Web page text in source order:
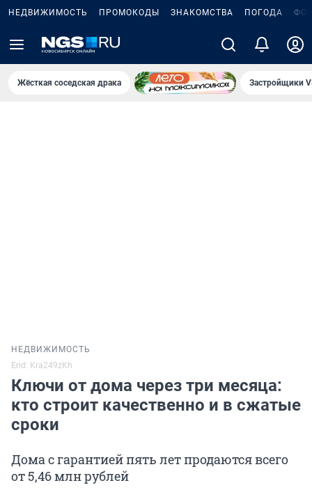
НЕДВИЖИМОСТЬ ПРОМОКОДЫ ЗНАКОМСТВА ПОГОДА
Жёсткая соседская драка Застройщики
НЕДВИЖИМОСТЬ
Erid: Kra249zKh
Ключи от дома через три месяца:
кто строит качественно и в сжатые
сроки
Дома с гарантией пять лет продаются всего
от 5,46 млн рублей